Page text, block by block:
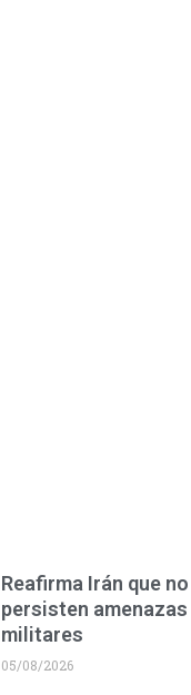
Reafirma Irán que
persisten
militares
05/08/2026